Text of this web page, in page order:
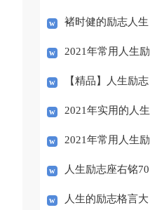
励志语录汇总91句
褚时健的励志人生
2021年常用人生励
志语录48句
【精品】人生励志
作文合集八篇
2021年实用的人生
励志语录集锦55条
2021年常用人生励
志语录汇总55条
人生励志座右铭70
句 人生的励志格言大